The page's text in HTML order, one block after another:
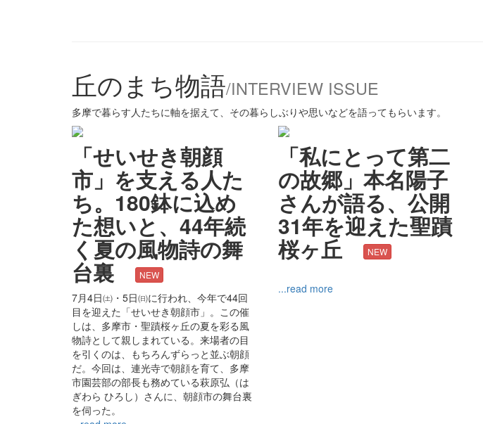
丘のまち物語/INTERVIEW ISSUE
多摩で暮らす人たちに軸を据えて、その暮らしぶりや思いなどを語ってもらいます。
「せいせき朝顔
市」を支える人た
ち。180鉢に込め
た想いと、44年続
く夏の風物詩の舞
台裏 NEW
7月4日㈯・5日㈰に行われ、今年で44回
目を迎えた「せいせき朝顔市」。この催
しは、多摩市・聖蹟桜ヶ丘の夏を彩る風
物詩として親しまれている。来場者の目
を引くのは、もちろんずらっと並ぶ朝顔
だ。今回は、連光寺で朝顔を育て、多摩
市園芸部の部長も務めている萩原弘（は
ぎわら ひろし）さんに、朝顔市の舞台裏
を伺った。
「私にとって第二
の故郷」本名陽子
さんが語る、公開
31年を迎えた聖蹟
桜ヶ丘 NEW
...read more